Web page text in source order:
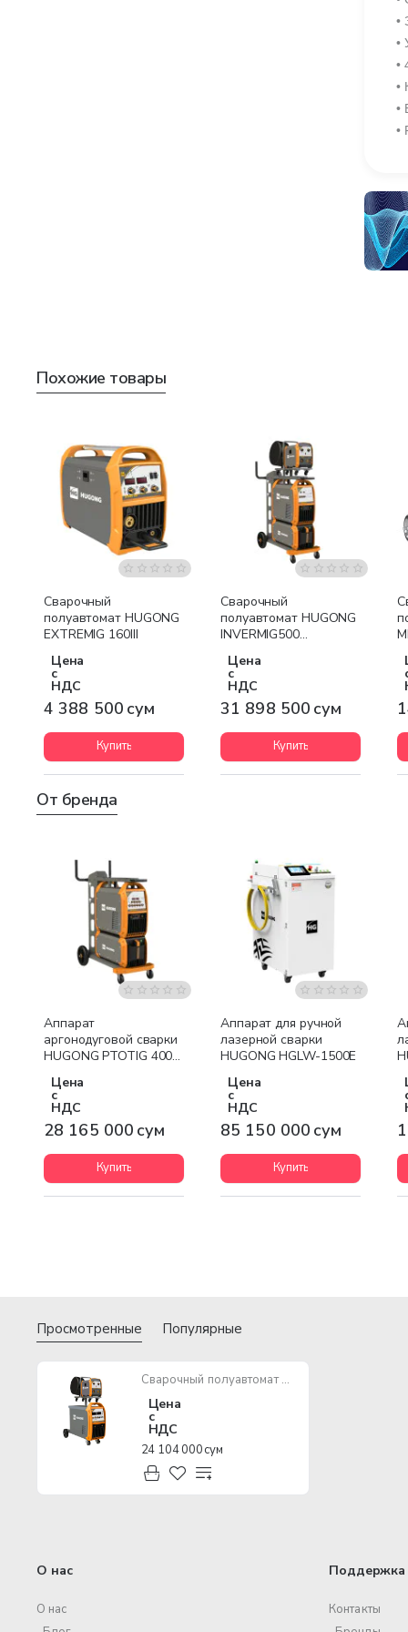
•
•
•
•
•
•
Похожие товары
Бесплатная доставка
Сварочный
полуавтомат HUGONG
EXTREMIG 160III
Цена
с
НДС
4 388 500 сум
Купить
Бесплатная доставка
Сварочный
полуавтомат HUGONG
INVERMIG500
Цена
с
НДС
31 898 500 сум
Купить
От бренда
Аппарат
аргонодуговой сварки
HUGONG PTOTIG 400P
Цена
с
НДС
28 165 000 сум
Купить
Бесплатная доставка
Аппарат для ручной
лазерной сварки
HUGONG HGLW-1500E
Цена
с
НДС
85 150 000 сум
Купить
Просмотренные Популярные
Сварочный полуавтомат HUGONG INVERMIG 500S III
Цена
с
НДС
24 104 000 сум
О нас
О нас
Поддержка
Контакты